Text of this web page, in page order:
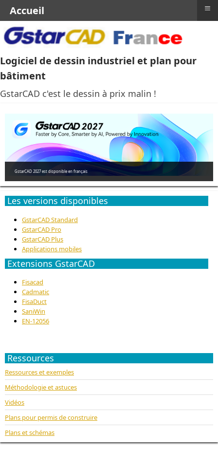
Logiciel de dessin industriel et plan pour
bâtiment
GstarCAD c'est le dessin à prix malin !
GstarCAD 2027 est disponible en français
Les versions disponibles
GstarCAD Standard
GstarCAD Pro
GstarCAD Plus
Applications mobiles
Extensions GstarCAD
Fisacad
Cadmatic
FisaDuct
SaniWin
EN-12056
Ressources
Ressources et exemples
Méthodologie et astuces
Vidéos
Plans pour permis de construire
Plans et schémas
Accueil ≡